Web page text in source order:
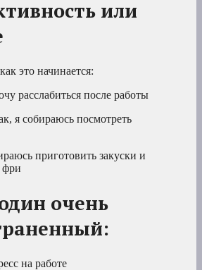
или
это начинается:
расслабиться после работы
я собираюсь посмотреть
приготовить закуски и
фри
очень
на работе